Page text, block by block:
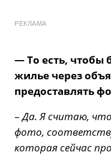
РЕКЛАМА
— То есть, чтобы
жилье через
предоставлять
–Да. Я считаю,
фото,
которая сейчас